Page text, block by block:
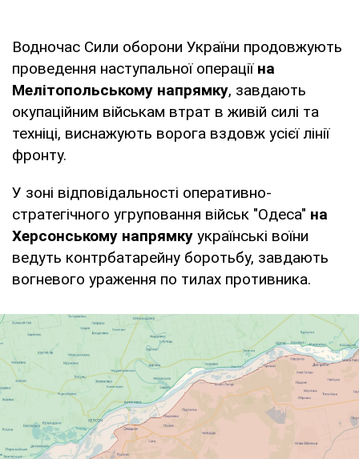
Водночас Сили оборони України продовжують
проведення наступальної операції на
Мелітопольському напрямку, завдають
окупаційним військам втрат в живій силі та
техніці, виснажують ворога вздовж усієї лінії
фронту.
У зоні відповідальності оперативно-
стратегічного угруповання військ "Одеса" на
Херсонському напрямку українські воїни
ведуть контрбатарейну боротьбу, завдають
вогневого ураження по тилах противника.